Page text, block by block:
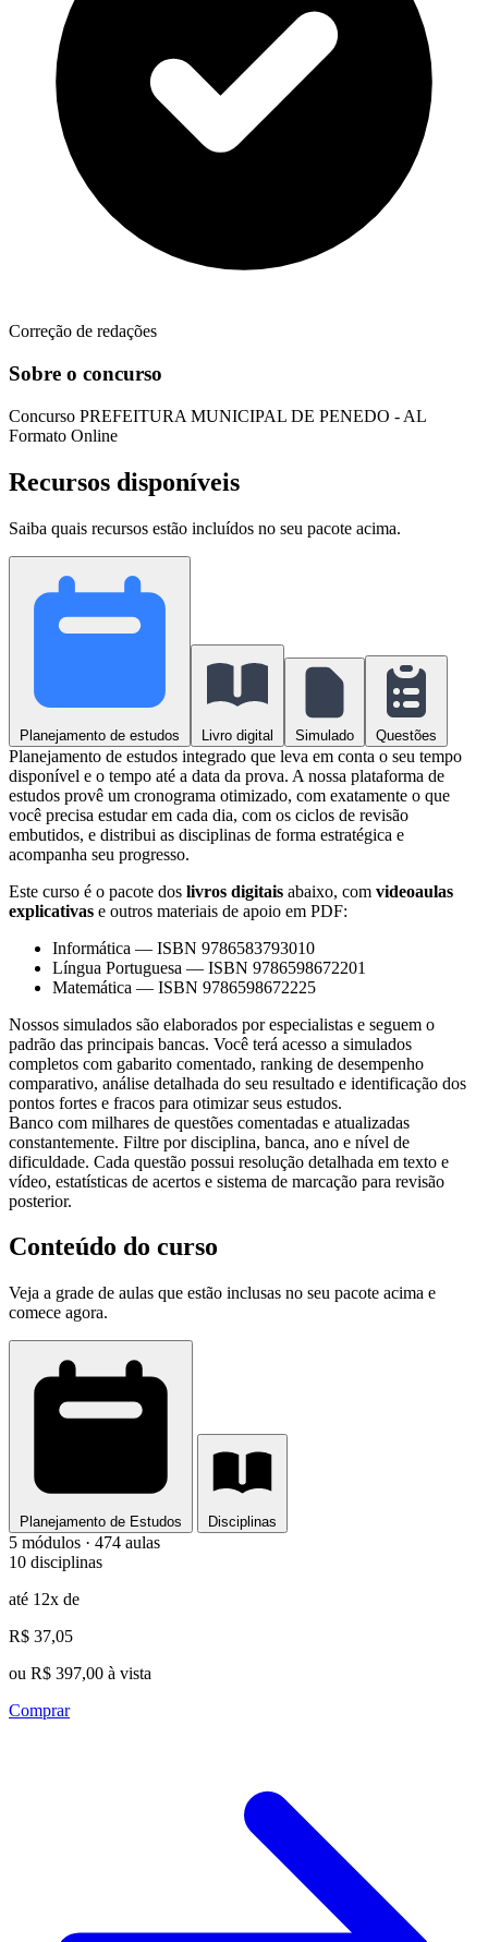
Correção de redações
Sobre o concurso
Concurso PREFEITURA MUNICIPAL DE PENEDO - AL
Formato Online
Recursos disponíveis
Saiba quais recursos estão incluídos no seu pacote acima.
Planejamento de estudos Livro digital Simulado Questões
Planejamento de estudos integrado que leva em conta o seu tempo
disponível e o tempo até a data da prova. A nossa plataforma de
estudos provê um cronograma otimizado, com exatamente o que
você precisa estudar em cada dia, com os ciclos de revisão
embutidos, e distribui as disciplinas de forma estratégica e
acompanha seu progresso.
Este curso é o pacote dos livros digitais abaixo, com videoaulas
explicativas e outros materiais de apoio em PDF:
Informática — ISBN 9786583793010
Língua Portuguesa — ISBN 9786598672201
Matemática — ISBN 9786598672225
Nossos simulados são elaborados por especialistas e seguem o
padrão das principais bancas. Você terá acesso a simulados
completos com gabarito comentado, ranking de desempenho
comparativo, análise detalhada do seu resultado e identificação dos
pontos fortes e fracos para otimizar seus estudos.
Banco com milhares de questões comentadas e atualizadas
constantemente. Filtre por disciplina, banca, ano e nível de
dificuldade. Cada questão possui resolução detalhada em texto e
vídeo, estatísticas de acertos e sistema de marcação para revisão
posterior.
Conteúdo do curso
Veja a grade de aulas que estão inclusas no seu pacote acima e
comece agora.
Planejamento de Estudos Disciplinas
5 módulos · 474 aulas
10 disciplinas
até 12x de
R$ 37,05
ou R$ 397,00 à vista
Comprar